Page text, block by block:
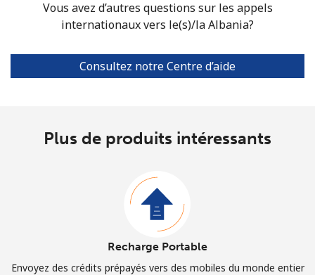
Vous avez d’autres questions sur les appels
internationaux vers le(s)/la Albania?
Consultez notre Centre d’aide
Plus de produits intéressants
Recharge Portable
Envoyez des crédits prépayés vers des mobiles du monde entier